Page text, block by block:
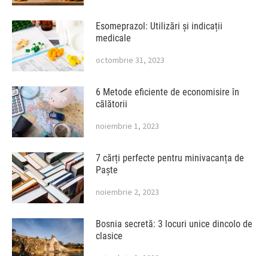
Esomeprazol: Utilizări și indicații
medicale
octombrie 31, 2023
6 Metode eficiente de economisire în
călătorii
noiembrie 1, 2023
7 cărți perfecte pentru minivacanța de
Paște
noiembrie 2, 2023
Bosnia secretă: 3 locuri unice dincolo de
clasice